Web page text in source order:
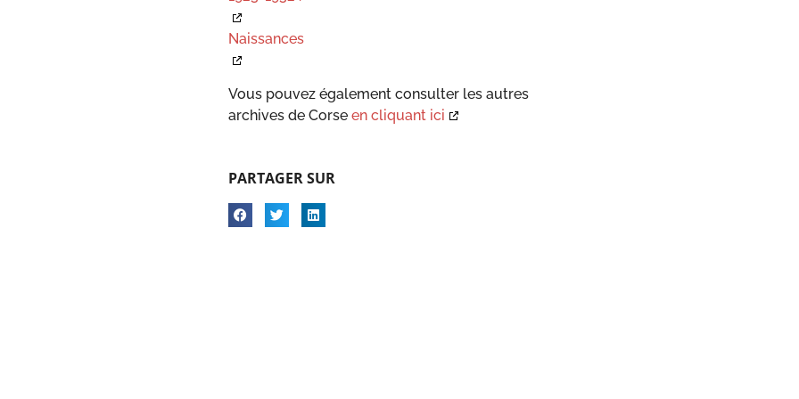
de confidentialité, en garantissant la conformité avec les réglementations. Personnalisez vos préférences pour
Naissances
Vous pouvez également consulter les autres
archives de Corse en cliquant ici
PARTAGER SUR